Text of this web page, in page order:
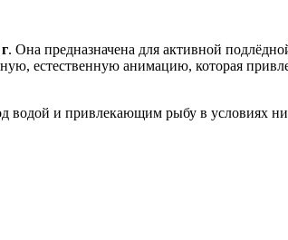
г. Она предназначена для активной
естественную анимацию, которая
водой и привлекающим рыбу в условиях